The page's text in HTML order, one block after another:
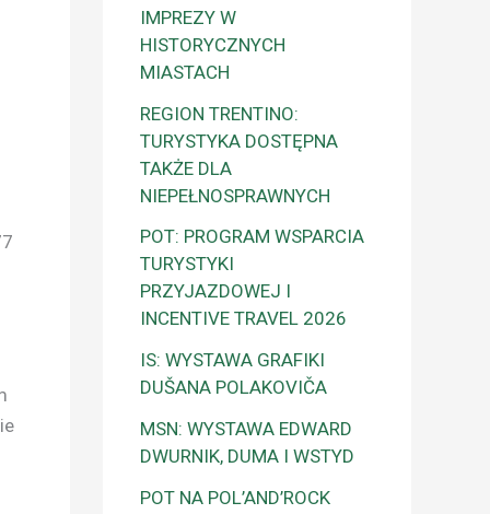
IMPREZY W
HISTORYCZNYCH
MIASTACH
REGION TRENTINO:
TURYSTYKA DOSTĘPNA
TAKŻE DLA
NIEPEŁNOSPRAWNYCH
POT: PROGRAM WSPARCIA
TURYSTYKI
PRZYJAZDOWEJ I
INCENTIVE TRAVEL 2026
IS: WYSTAWA GRAFIKI
DUŠANA POLAKOVIČA
MSN: WYSTAWA EDWARD
DWURNIK, DUMA I WSTYD
POT NA POL’AND’ROCK